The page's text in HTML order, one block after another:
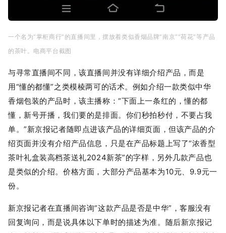
一个名为“掌柜商行”的直播间里，摆放着类似香烟品牌“南京”“荷花”等产品
的茶叶。电商平台截图
与寻常直播间不同，该直播间并没有详细介绍产品，而是
用“懂的都懂”之类模棱两可的话术。例如介绍一款类似中华
香烟包装的产品时，该主播称：“下面上一条红的，懂的都
懂，新号开播，我们要的是排面。你们秒拍秒付，不要占我
单。”新京报记者随即点进该产品的详细页面，但该产品的介
绍页面并没有介绍产品信息，只是在产品标题上写了“浓香型
茶叶礼盒装高档茶送礼2024新茶”的字样，另外几款产品也
是类似的介绍。价格方面，大部分产品基本为10元、9.9元一
份。
新京报记者在直播间咨询“这款产品是否是中华”，客服没有
回复询问，而是说具体以下单时的描述为准。随后新京报记